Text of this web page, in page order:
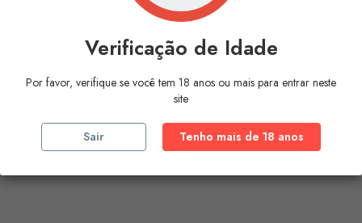
EYE OF LOVE - BLOOM ROOM...
COMPRAR
Verificação de Idade
Por favor, verifique se você tem 18 anos ou mais para entrar neste
site
Sair Tenho mais de 18 anos